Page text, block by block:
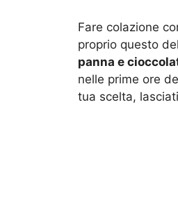
Fare colazione
proprio questo
panna e
nelle prime ore
tua scelta,